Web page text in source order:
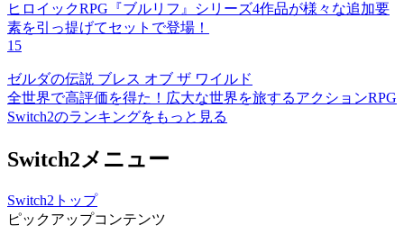
ヒロイックRPG『ブルリフ』シリーズ4作品が様々な追加要
素を引っ提げてセットで登場！
15
ゼルダの伝説 ブレス オブ ザ ワイルド
全世界で高評価を得た！広大な世界を旅するアクションRPG
Switch2のランキングをもっと見る
Switch2メニュー
Switch2トップ
ピックアップコンテンツ